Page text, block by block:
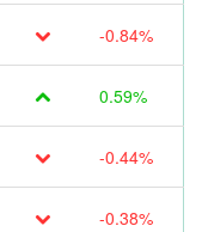
-0.84%
0.59%
-0.44%
-0.38%